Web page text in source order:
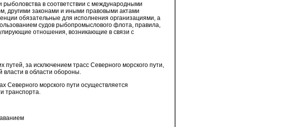
в соответствии с международными
другими законами и иными правовыми актами
обязательные для исполнения организациями, а
судов рыбопромыслового флота, правила,
отношения, возникающие в связи с
путей, за исключением трасс Северного морского пути,
в области обороны.
Северного морского пути осуществляется
транспорта.